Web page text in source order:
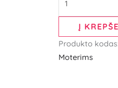
Į
Produkto
Moterims